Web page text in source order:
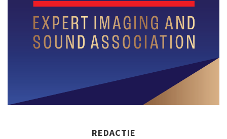
REDACTIE